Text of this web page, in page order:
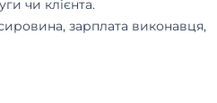
чи клієнта.
зарплата виконавця,